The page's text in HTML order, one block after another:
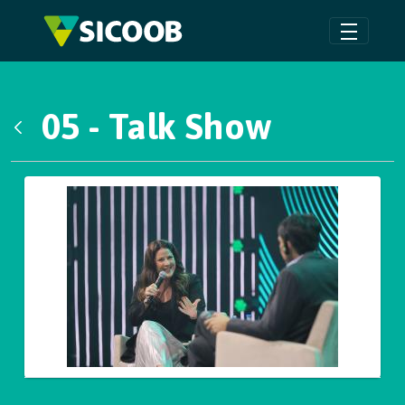
Pular para o Conteúdo principal
05 - Talk Show
Galeria de Mídias